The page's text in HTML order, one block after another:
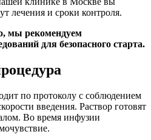
лечения и сроки контроля.
мы рекомендуем
для безопасного старта.
по протоколу с соблюдением
введения. Раствор готовят
Во время инфузии